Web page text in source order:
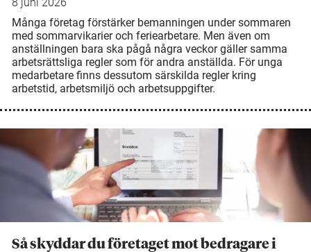
Många företag förstärker bemanningen under sommaren
med sommarvikarier och feriearbetare. Men även om
anställningen bara ska pågå några veckor gäller samma
arbetsrättsliga regler som för andra anställda. För unga
medarbetare finns dessutom särskilda regler kring
arbetstid, arbetsmiljö och arbetsuppgifter.
Så skyddar du företaget mot bedragare i